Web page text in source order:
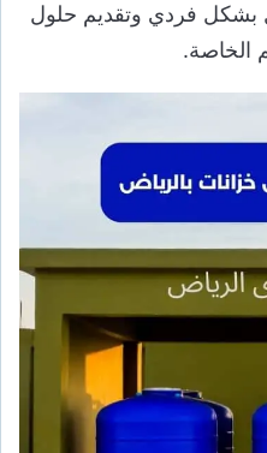
بشكل فردي وتقديم حلول
الخاصة.